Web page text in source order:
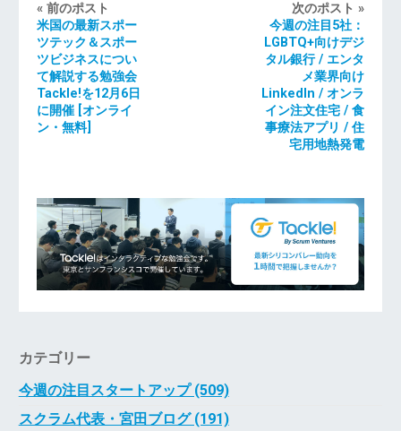
« 前のポスト
米国の最新スポー
ツテック＆スポー
ツビジネスについ
て解説する勉強会
Tackle!を12月6日
に開催 [オンライ
ン・無料]
次のポスト »
今週の注目5社：
LGBTQ+向けデジ
タル銀行 / エンタ
メ業界向け
LinkedIn / オンラ
イン注文住宅 / 食
事療法アプリ / 住
宅用地熱発電
カテゴリー
今週の注目スタートアップ (509)
スクラム代表・宮田ブログ (191)